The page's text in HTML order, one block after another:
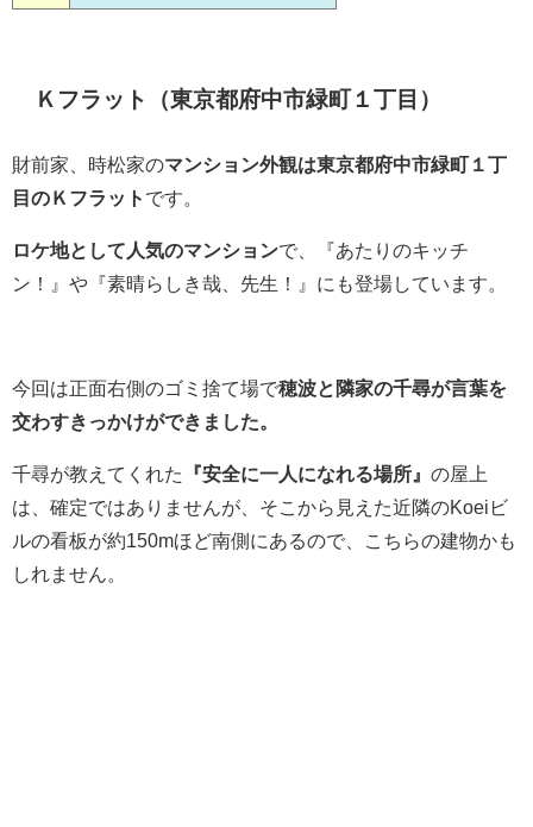
Ｋフラット（東京都府中市緑町１丁目）
財前家、時松家のマンション外観は東京都府中市緑町１丁
目のＫフラット です。
ロケ地として人気のマンションで、『あたりのキッチ
ン！』や『素晴らしき哉、先生！』にも登場しています。
今回は正面右側のゴミ捨て場で穂波と隣家の千尋が言葉を
交わすきっかけができました。
千尋が教えてくれた 『安全に一人になれる場所』 の屋上
は、確定ではありませんが、そこから見えた近隣のKoeiビ
ルの看板が約150mほど南側にあるので、こちらの建物かも
しれません。